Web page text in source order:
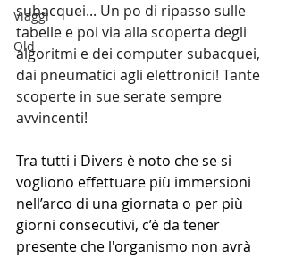
Viaggi
Old
subacquei... Un po di ripasso sulle
tabelle e poi via alla scoperta degli
algoritmi e dei computer subacquei,
dai pneumatici agli elettronici! Tante
scoperte in sue serate sempre
avvincenti!
Tra tutti i Divers è noto che se si
vogliono effettuare più immersioni
nell’arco di una giornata o per più
giorni consecutivi, c’è da tener
presente che l'organismo non avrà